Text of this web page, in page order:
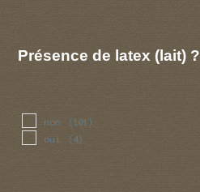
Présence de latex (lait) ?
non (101)
oui (4)